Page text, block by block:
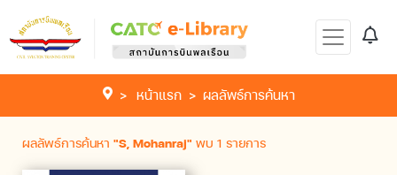
หน้าแรก ผลลัพธ์การค้นหา
ผลลัพธ์การค้นหา "S, Mohanraj" พบ 1 รายการ